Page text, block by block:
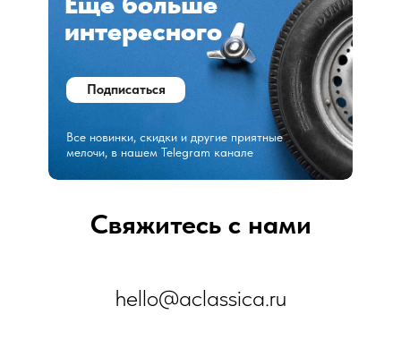
интересного
Все новинки, скидки и другие приятные
мелочи, в нашем Telegram канале
Подписаться
Свяжитесь с нами
hello@aclassica.ru